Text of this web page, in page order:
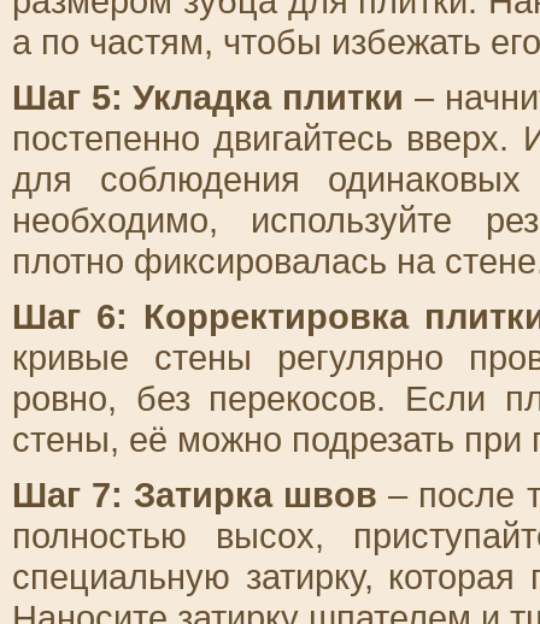
а по частям, чтобы избежать
Шаг 5: Укладка плитки –
постепенно двигайтесь вверх.
для соблюдения
необходимо, используйте
плотно фиксировалась на
Шаг 6: Корректировка
кривые стены регулярно
ровно, без перекосов. Если
стены, её можно подрезать
Шаг 7: Затирка швов – после
полностью высох,
специальную затирку,